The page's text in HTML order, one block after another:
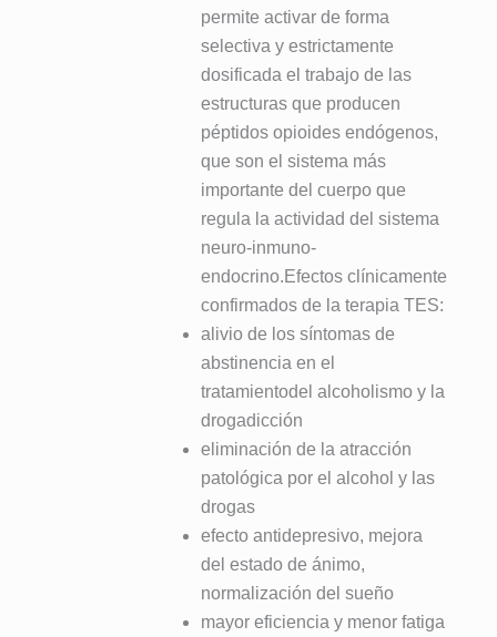
permite activar de forma
selectiva y estrictamente
dosificada el trabajo de las
estructuras que producen
péptidos opioides endógenos,
que son el sistema más
importante del cuerpo que
regula la actividad del sistema
neuro-inmuno-
endocrino.Efectos clínicamente
confirmados de la terapia TES:
alivio de los síntomas de
abstinencia en el
tratamientodel alcoholismo y la
drogadicción
eliminación de la atracción
patológica por el alcohol y las
drogas
efecto antidepresivo, mejora
del estado de ánimo,
normalización del sueño
mayor eficiencia y menor fatiga